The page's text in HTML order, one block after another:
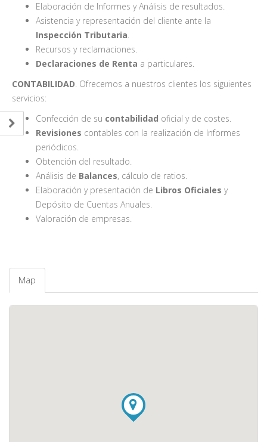
Elaboración de Informes y Análisis de resultados.
Asistencia y representación del cliente ante la
Inspección Tributaria.
Recursos y reclamaciones.
Declaraciones de Renta a particulares.
CONTABILIDAD. Ofrecemos a nuestros clientes los siguientes
servicios:
Confección de su contabilidad oficial y de costes.
Revisiones contables con la realización de Informes
periódicos.
Obtención del resultado.
Análisis de Balances, cálculo de ratios.
Elaboración y presentación de Libros Oficiales y
Depósito de Cuentas Anuales.
Valoración de empresas.
Map